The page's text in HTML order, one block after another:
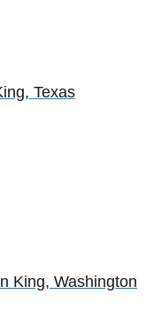
Texas
King, Washington